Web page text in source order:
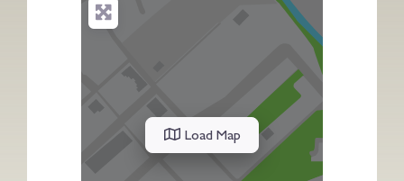
Load Map